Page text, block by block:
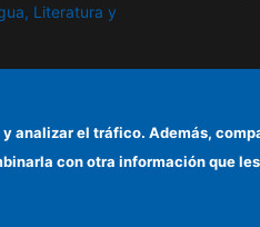
Literatura y
y Bienes
analizar el tráfico. Además,
con otra información que